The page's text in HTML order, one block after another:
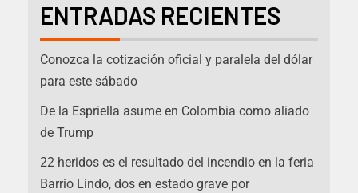
ENTRADAS RECIENTES
Conozca la cotización oficial y paralela del dólar
para este sábado
De la Espriella asume en Colombia como aliado
de Trump
22 heridos es el resultado del incendio en la feria
Barrio Lindo, dos en estado grave por